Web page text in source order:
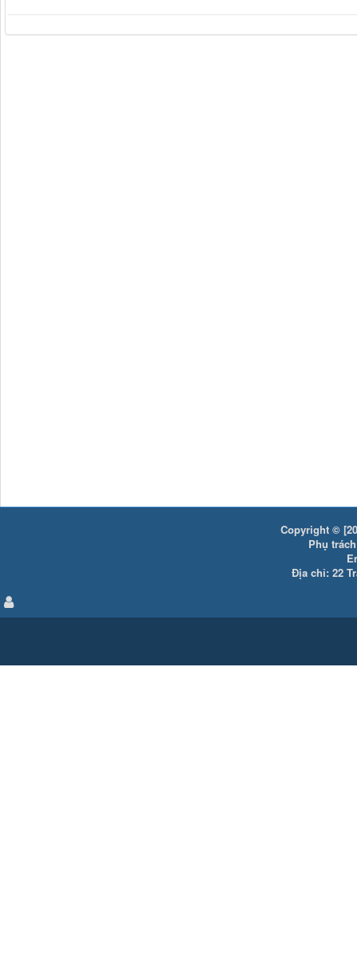
Copyright ©
Phụ
Địa chỉ: 22